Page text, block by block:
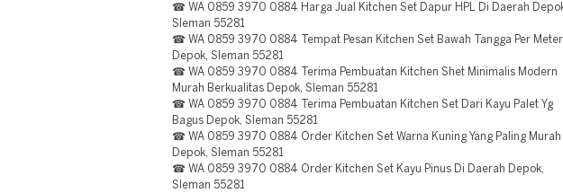
☎ WA 0859 3970 0884 Harga Jual Kitchen Set Dapur HPL Di Daerah
Sleman 55281
☎ WA 0859 3970 0884 Tempat Pesan Kitchen Set Bawah Tangga Per Meter
Depok, Sleman 55281
☎ WA 0859 3970 0884 Terima Pembuatan Kitchen Shet Minimalis Modern
Murah Berkualitas Depok, Sleman 55281
☎ WA 0859 3970 0884 Terima Pembuatan Kitchen Set Dari Kayu Palet Yg
Bagus Depok, Sleman 55281
☎ WA 0859 3970 0884 Order Kitchen Set Warna Kuning Yang Paling Murah
Depok, Sleman 55281
☎ WA 0859 3970 0884 Order Kitchen Set Kayu Pinus Di Daerah Depok,
Sleman 55281